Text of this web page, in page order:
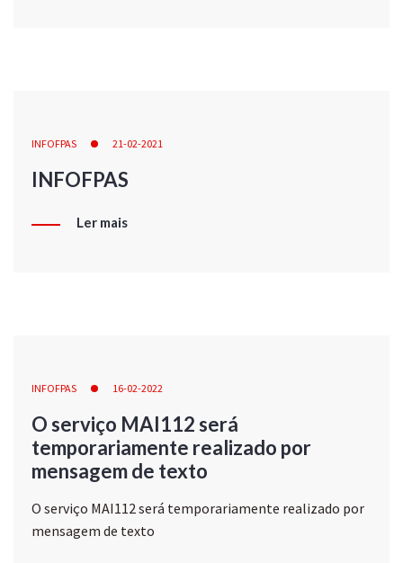
INFOFPAS 21-02-2021
INFOFPAS
Ler mais
INFOFPAS 16-02-2022
O serviço MAI112 será
temporariamente realizado por
mensagem de texto
O serviço MAI112 será temporariamente realizado por
mensagem de texto